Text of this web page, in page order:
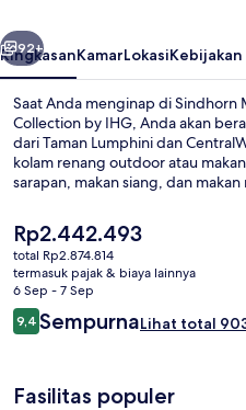
Collection
by
IHG
Berikutnya
92+
RingkasanKamarLokasiKebijakan
Saat Anda menginap di
Collection by IHG, Anda akan
dari Taman Lumphini dan
kolam renang outdoor atau
sarapan, makan siang, dan
kebugaran 24 jam. Para
dekat dari transportasi umum:
dan Stasiun BTS Ratchadamri
Harga
saat
ini
Rp2.442.493
Rp2.442.493
total Rp2.874.814
termasuk pajak & biaya lainnya
6 Sep - 7 Sep
Ulasan
9,49,4 dari 10
SempurnaLihat total
Fasilitas populer